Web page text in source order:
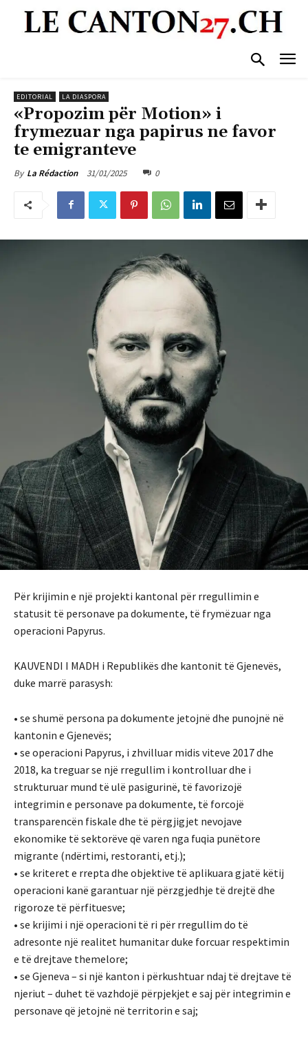
EDITORIAL LA DIASPORA
«Propozim për Motion» i
frymezuar nga papirus ne favor
te emigranteve
By La Rédaction 31/01/2025 0
Për krijimin e një projekti kantonal për rregullimin e
statusit të personave pa dokumente, të frymëzuar nga
operacioni Papyrus.
KAUVENDI I MADH i Republikës dhe kantonit të Gjenevës,
duke marrë parasysh:
• se shumë persona pa dokumente jetojnë dhe punojnë në
kantonin e Gjenevës;
• se operacioni Papyrus, i zhvilluar midis viteve 2017 dhe
2018, ka treguar se një rregullim i kontrolluar dhe i
strukturuar mund të ulë pasigurinë, të favorizojë
integrimin e personave pa dokumente, të forcojë
transparencën fiskale dhe të përgjigjet nevojave
ekonomike të sektorëve që varen nga fuqia punëtore
migrante (ndërtimi, restoranti, etj.);
• se kriteret e rrepta dhe objektive të aplikuara gjatë këtij
operacioni kanë garantuar një përzgjedhje të drejtë dhe
rigoroze të përfituesve;
• se krijimi i një operacioni të ri për rregullim do të
adresonte një realitet humanitar duke forcuar respektimin
e të drejtave themelore;
• se Gjeneva – si një kanton i përkushtuar ndaj të drejtave të
njeriut – duhet të vazhdojë përpjekjet e saj për integrimin e
personave që jetojnë në territorin e saj;